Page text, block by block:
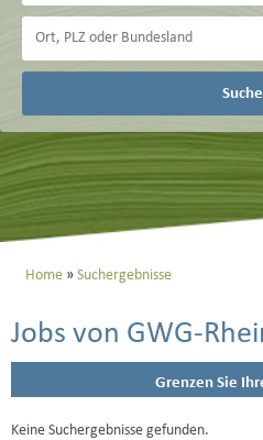
Home Suchergebnisse
Jobs von GWG-
Grenzen Sie
Keine Suchergebnisse gefunden.